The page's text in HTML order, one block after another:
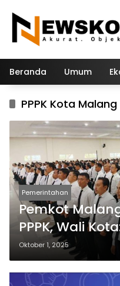
konten
Beranda Umum
PPPK Kota Malang
Pemerintahan
Pemkot
PPPK, Wali
Pengabdian
Oktober 1, 2025